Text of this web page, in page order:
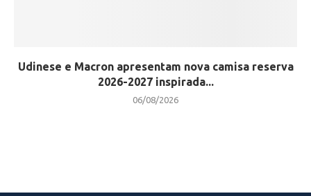
Udinese e Macron apresentam nova camisa reserva
2026-2027 inspirada...
06/08/2026